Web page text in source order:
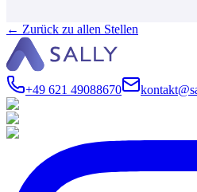
← Zurück zu allen Stellen
+49 621 49088670